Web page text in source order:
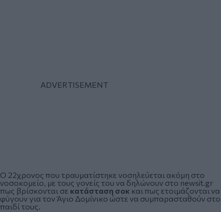
Ο 22χρονος που τραυματίστηκε νοσηλεύεται ακόμη στο
νοσοκομείο, με τους γονείς του να δηλώνουν στο newsit.gr
πως βρίσκονται σε κατάσταση σοκ και πως ετοιμάζονται να
φύγουν για τον Άγιο Δομίνικο ώστε να συμπαρασταθούν στο
παιδί τους.